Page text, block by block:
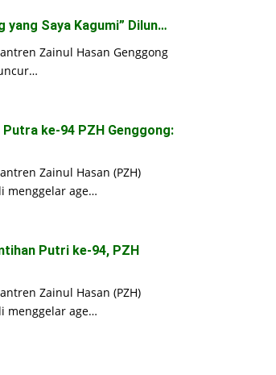
yang Saya Kagumi” Dilun…
Zainul Hasan Genggong
ke-94 PZH Genggong:
Zainul Hasan (PZH)
menggelar age…
Putri ke-94, PZH
Zainul Hasan (PZH)
menggelar age…